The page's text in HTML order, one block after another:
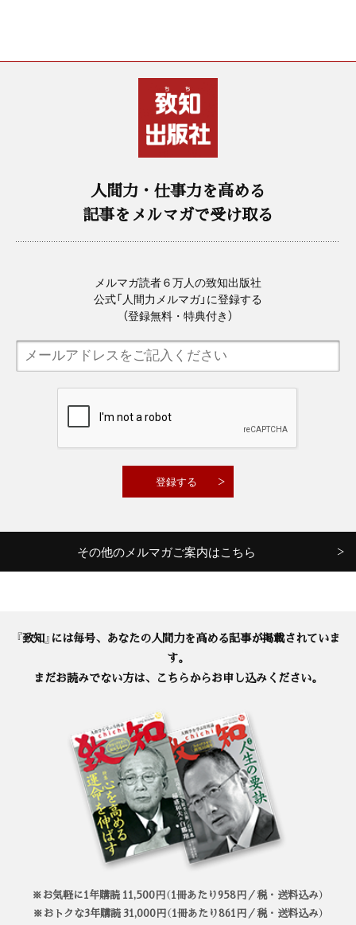
人間力・仕事力を高める
記事をメルマガで受け取る
メルマガ読者６万人の致知出版社
公式「人間力メルマガ」に登録する
（登録無料・特典付き）
その他のメルマガご案内はこちら
『致知』には毎号、あなたの人間力を高める記事が掲載されていま
す。
まだお読みでない方は、こちらからお申し込みください。
※お気軽に1年購読 11,500円（1冊あたり958円／税・送料込み）
※おトクな3年購読 31,000円（1冊あたり861円／税・送料込み）